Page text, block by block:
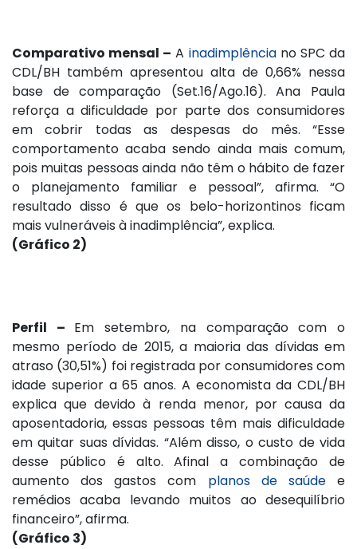
Comparativo mensal – A inadimplênciano SPC da
CDL/BH também apresentou alta de 0,66% nessa
base de comparação (Set.16/Ago.16). Ana Paula
reforça a dificuldade por parte dos consumidores
em cobrir todas as despesas do mês. “Esse
comportamento acaba sendo ainda mais comum,
pois muitas pessoas ainda não têm o hábito de fazer
o planejamento familiar e pessoal”, afirma. “O
resultado disso é que os belo-horizontinos ficam
mais vulneráveis à inadimplência”, explica.
(Gráfico 2)
Perfil – Em setembro, na comparação com o
mesmo período de 2015, a maioria das dívidas em
atraso (30,51%) foi registrada por consumidores com
idade superior a 65 anos. A economista da CDL/BH
explica que devido à renda menor, por causa da
aposentadoria, essas pessoas têm mais dificuldade
em quitar suas dívidas. “Além disso, o custo de vida
desse público é alto. Afinal a combinação de
aumento dos gastos com planos de saúdee
remédios acaba levando muitos ao desequilíbrio
financeiro”, afirma.
(Gráfico 3)